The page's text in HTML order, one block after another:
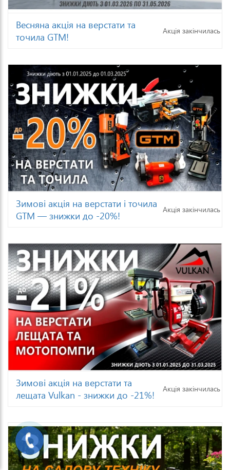
Весняна акція на верстати та
точила GTM!
Акція закінчилась
Зимові акція на верстати і точила
GTM — знижки до -20%!
Акція закінчилась
Зимові акція на верстати та
лещата Vulkan - знижки до -21%!
Акція закінчилась